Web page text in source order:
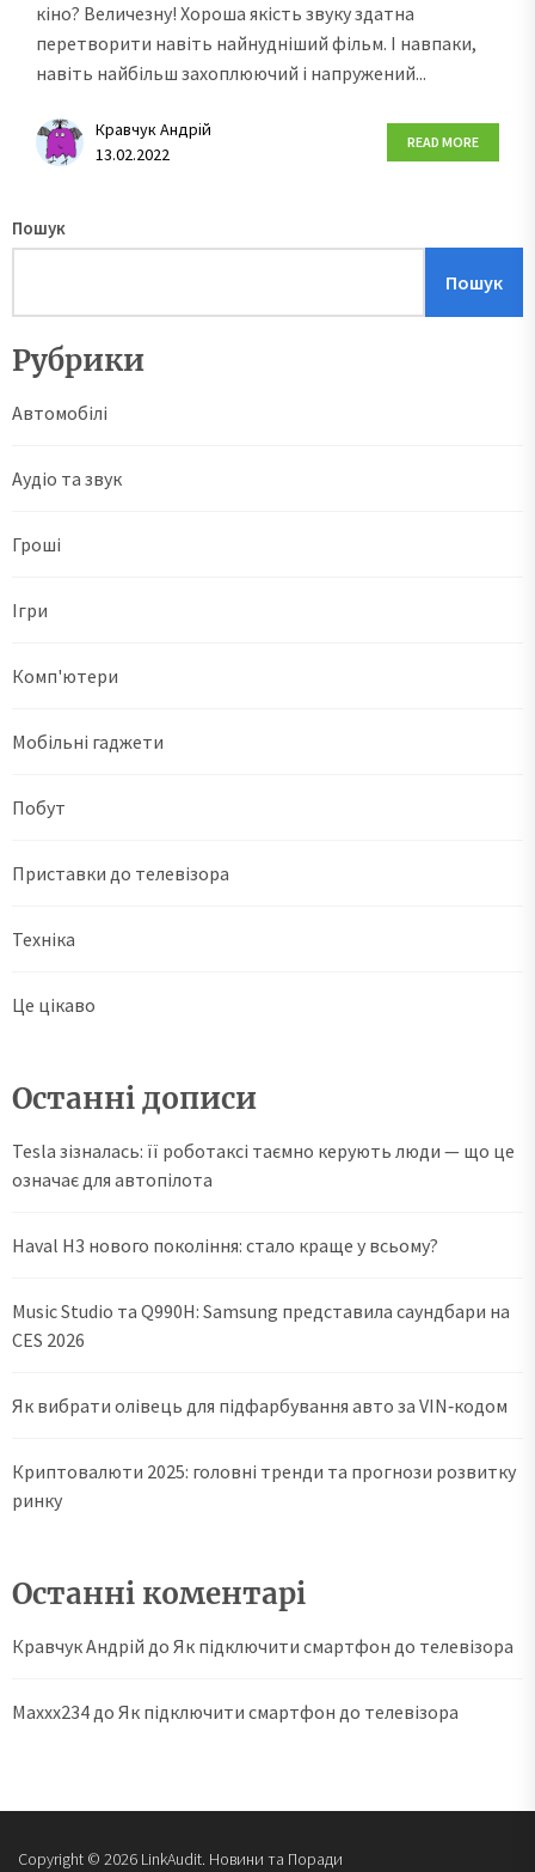
кіно? Величезну! Хороша якість звуку здатна
перетворити навіть найнудніший фільм. І навпаки,
навіть найбільш захоплюючий і напружений...
Кравчук Андрій
13.02.2022
READ MORE
Пошук
Пошук
Рубрики
Автомобілі
Аудіо та звук
Гроші
Ігри
Комп'ютери
Мобільні гаджети
Побут
Приставки до телевізора
Техніка
Це цікаво
Останні дописи
Tesla зізналась: її роботаксі таємно керують люди — що це
означає для автопілота
Haval H3 нового покоління: стало краще у всьому?
Music Studio та Q990H: Samsung представила саундбари на
CES 2026
Як вибрати олівець для підфарбування авто за VIN‑кодом
Криптовалюти 2025: головні тренди та прогнози розвитку
ринку
Останні коментарі
Кравчук Андрій до Як підключити смартфон до телевізора
Maxxx234до Як підключити смартфон до телевізора
Copyright © 2026 LinkAudit. Новини та Поради